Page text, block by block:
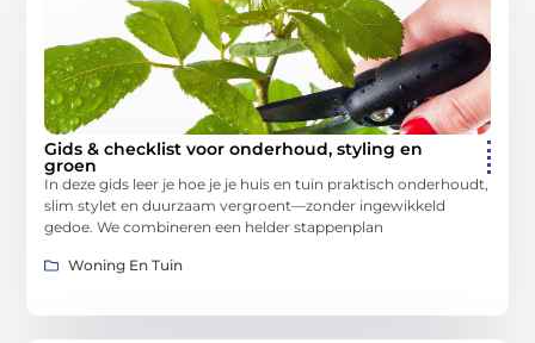
Gids & checklist voor onderhoud, styling en
groen
In deze gids leer je hoe je je huis en tuin praktisch onderhoudt,
slim stylet en duurzaam vergroent—zonder ingewikkeld
gedoe. We combineren een helder stappenplan
Woning En Tuin